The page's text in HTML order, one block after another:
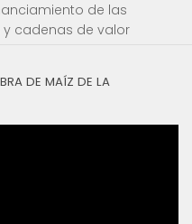
de las
cadenas de valor
DE MAÍZ DE LA